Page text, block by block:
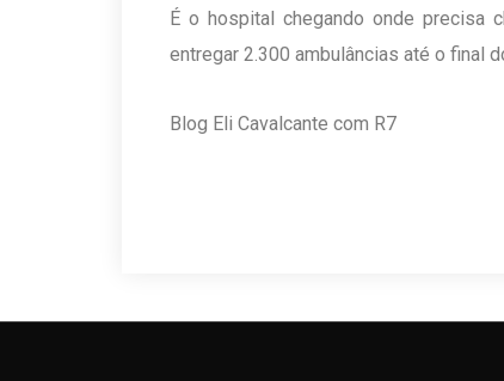
É o hospital chegando onde precisa
entregar 2.300 ambulâncias até o final
Blog Eli Cavalcante com R7